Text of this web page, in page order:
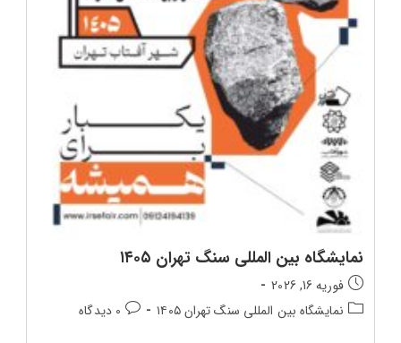
نمایشگاه بین‌ المللی سنگ تهران ۱۴۰۵
تاریخ
انتشار
پست:
فوریه 16, 2026
دسته‌بندی
نمایشگاه بین‌ المللی سنگ تهران ۱۴۰۵
دیدگاه‌های
0 دیدگاه